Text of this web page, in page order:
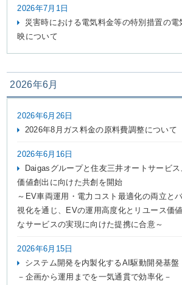
2026年7月1日
災害時における電気料金等の特別措置の電
映について
2026年6月
2026年6月26日
2026年8月ガス料金の原料費調整について
2026年6月16日
Daigasグループと住友三井オートサービ
価値創出に向けた共創を開始
～EV車両運用・電力コスト最適化の両立と
視化を通じ、EVの運用高度化とリユース価
なサービスの実現に向けた提携に合意～
2026年6月15日
システム開発を内製化するAI駆動開発基
－企画から運用までを一気通貫で効率化－